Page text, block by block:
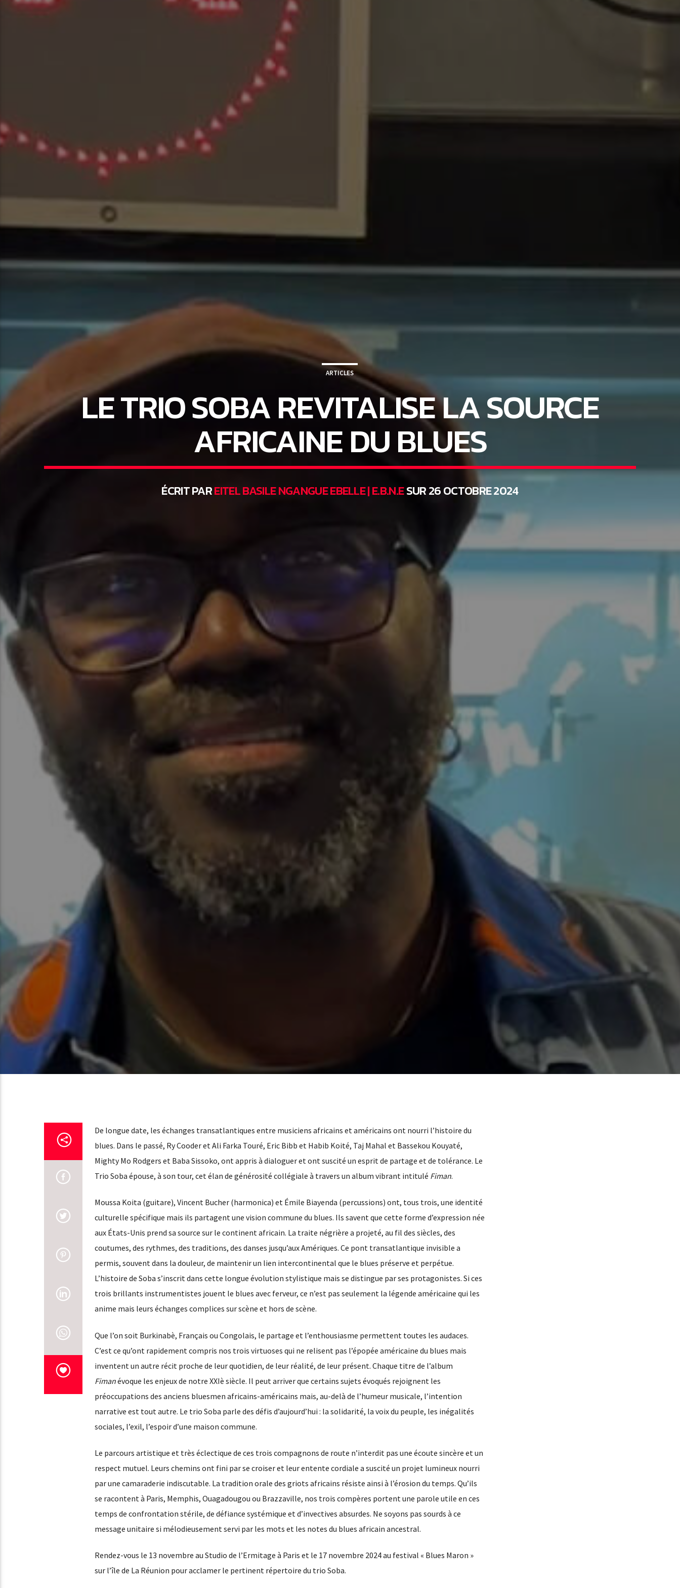
ARTICLES
LE TRIO SOBA REVITALISE LA SOURCE
AFRICAINE DU BLUES
ÉCRIT PAREITEL BASILE NGANGUE EBELLE | E.B.N.ESUR 26 OCTOBRE 2024
De longue date, les échanges transatlantiques entre musiciens africains et américains ont nourri l’histoire du
blues. Dans le passé, Ry Cooder et Ali Farka Touré, Eric Bibb et Habib Koité, Taj Mahal et Bassekou Kouyaté,
Mighty Mo Rodgers et Baba Sissoko, ont appris à dialoguer et ont suscité un esprit de partage et de tolérance. Le
Trio Soba épouse, à son tour, cet élan de générosité collégiale à travers un album vibrant intitulé Fiman.
Moussa Koita (guitare), Vincent Bucher (harmonica) et Émile Biayenda (percussions) ont, tous trois, une identité
culturelle spécifique mais ils partagent une vision commune du blues. Ils savent que cette forme d’expression née
aux États-Unis prend sa source sur le continent africain. La traite négrière a projeté, au fil des siècles, des
coutumes, des rythmes, des traditions, des danses jusqu’aux Amériques. Ce pont transatlantique invisible a
permis, souvent dans la douleur, de maintenir un lien intercontinental que le blues préserve et perpétue.
L’histoire de Soba s’inscrit dans cette longue évolution stylistique mais se distingue par ses protagonistes. Si ces
trois brillants instrumentistes jouent le blues avec ferveur, ce n’est pas seulement la légende américaine qui les
anime mais leurs échanges complices sur scène et hors de scène.
Que l’on soit Burkinabè, Français ou Congolais, le partage et l’enthousiasme permettent toutes les audaces.
C’est ce qu’ont rapidement compris nos trois virtuoses qui ne relisent pas l’épopée américaine du blues mais
inventent un autre récit proche de leur quotidien, de leur réalité, de leur présent. Chaque titre de l’album
Fimanévoque les enjeux de notre XXIè siècle. Il peut arriver que certains sujets évoqués rejoignent les
préoccupations des anciens bluesmen africains-américains mais, au-delà de l’humeur musicale, l’intention
narrative est tout autre. Le trio Soba parle des défis d’aujourd’hui : la solidarité, la voix du peuple, les inégalités
sociales, l’exil, l’espoir d’une maison commune.
Le parcours artistique et très éclectique de ces trois compagnons de route n’interdit pas une écoute sincère et un
respect mutuel. Leurs chemins ont fini par se croiser et leur entente cordiale a suscité un projet lumineux nourri
par une camaraderie indiscutable. La tradition orale des griots africains résiste ainsi à l’érosion du temps. Qu’ils
se racontent à Paris, Memphis, Ouagadougou ou Brazzaville, nos trois compères portent une parole utile en ces
temps de confrontation stérile, de défiance systémique et d’invectives absurdes. Ne soyons pas sourds à ce
message unitaire si mélodieusement servi par les mots et les notes du blues africain ancestral.
Rendez-vous le 13 novembre au Studio de l’Ermitage à Paris et le 17 novembre 2024 au festival « Blues Maron »
sur l’île de La Réunion pour acclamer le pertinent répertoire du trio Soba.